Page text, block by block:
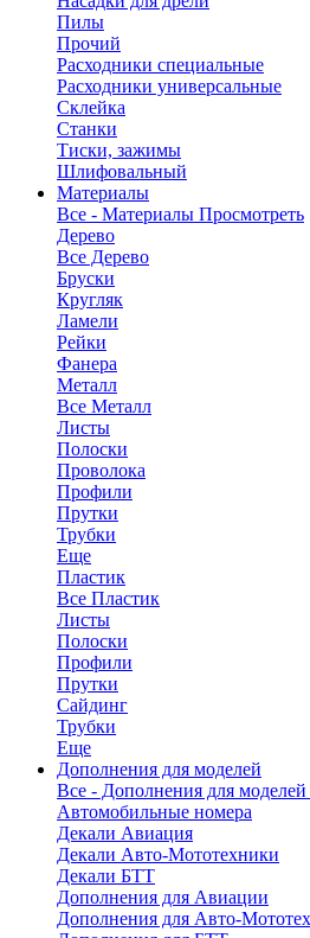
Пилы
Прочий
Расходники специальные
Расходники универсальные
Склейка
Станки
Тиски, зажимы
Шлифовальный
Материалы
Все - Материалы Просмотреть
Дерево
Все Дерево
Бруски
Кругляк
Ламели
Рейки
Фанера
Металл
Все Металл
Листы
Полоски
Проволока
Профили
Прутки
Трубки
Еще
Пластик
Все Пластик
Листы
Полоски
Профили
Прутки
Сайдинг
Трубки
Еще
Дополнения для моделей
Все - Дополнения для моделей
Автомобильные номера
Декали Авиация
Декали Авто-Мототехники
Декали БТТ
Дополнения для Авиации
Дополнения для Авто-